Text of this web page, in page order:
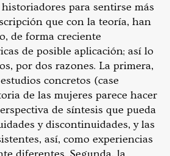
para sentirse más
que con la teoría, han
de forma creciente
de posible aplicación; así lo
por dos razones. La primera,
concretos (case
de las mujeres parece hacer
de síntesis que pueda
y discontinuidades, y las
así, como experiencias